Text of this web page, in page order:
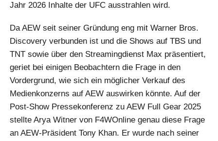
Jahr 2026 Inhalte der UFC ausstrahlen wird.
Da AEW seit seiner Gründung eng mit Warner Bros.
Discovery verbunden ist und die Shows auf TBS und
TNT sowie über den Streamingdienst Max präsentiert,
geriet bei einigen Beobachtern die Frage in den
Vordergrund, wie sich ein möglicher Verkauf des
Medienkonzerns auf AEW auswirken könnte. Auf der
Post-Show Pressekonferenz zu AEW Full Gear 2025
stellte Arya Witner von F4WOnline genau diese Frage
an AEW-Präsident Tony Khan. Er wurde nach seiner